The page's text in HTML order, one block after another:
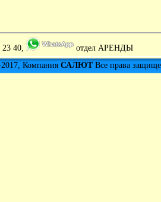
23 40,
отдел АРЕНДЫ
Компания САЛЮТВсе права